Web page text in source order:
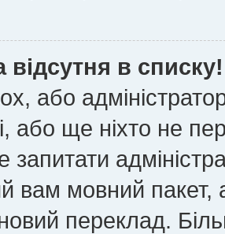
в списку!
або
або ще ніхто не
запитати
вам мовний
переклад.